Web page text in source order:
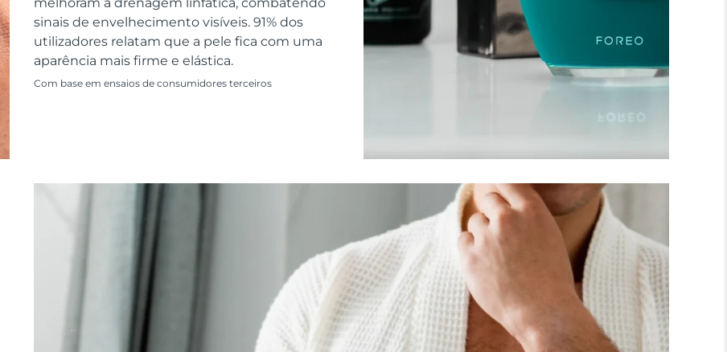
melhoram a drenagem linfática, combatendo
sinais de envelhecimento visíveis. 91% dos
utilizadores relatam que a pele fica com uma
aparência mais firme e elástica.
Com base em ensaios de consumidores terceiros